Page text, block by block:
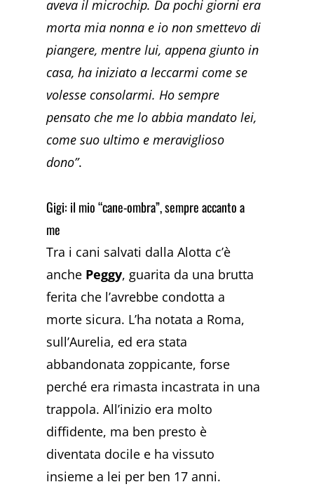
aveva il microchip. Da pochi giorni era
morta mia nonna e io non smettevo di
piangere, mentre lui, appena giunto in
casa, ha iniziato a leccarmi come se
volesse consolarmi. Ho sempre
pensato che me lo abbia mandato lei,
come suo ultimo e meraviglioso
dono”.
Gigi: il mio “cane-ombra”, sempre accanto a
me
Tra i cani salvati dalla Alotta c’è
anche Peggy, guarita da una brutta
ferita che l’avrebbe condotta a
morte sicura. L’ha notata a Roma,
sull’Aurelia, ed era stata
abbandonata zoppicante, forse
perché era rimasta incastrata in una
trappola. All’inizio era molto
diffidente, ma ben presto è
diventata docile e ha vissuto
insieme a lei per ben 17 anni.